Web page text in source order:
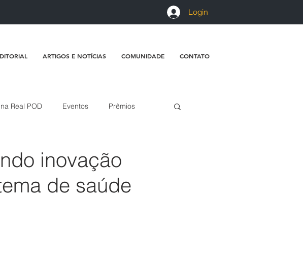
Login
ARTIGOS E NOTÍCIAS COMUNIDADE CONTATO
Real POD Eventos Prêmios
inovação
de saúde